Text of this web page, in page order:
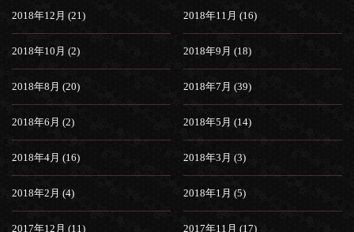
2018年12月 (21) 2018年11月 (16)
2018年10月 (2) 2018年9月 (18)
2018年8月 (20) 2018年7月 (39)
2018年6月 (2) 2018年5月 (14)
2018年4月 (16) 2018年3月 (3)
2018年2月 (4) 2018年1月 (5)
2017年12月 (11) 2017年11月 (17)